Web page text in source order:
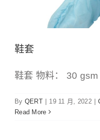
鞋套
鞋套 物料： 30
By QERT 19 11 月, 2022
Read More